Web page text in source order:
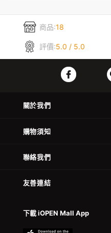
商品:18
評價:5.0 / 5.0
關於我們
購物須知
聯絡我們
友善連結
下載 iOPEN Mall App